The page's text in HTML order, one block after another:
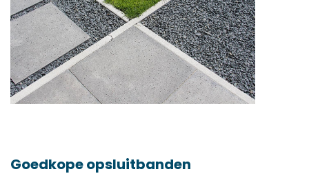
Goedkope opsluitbanden